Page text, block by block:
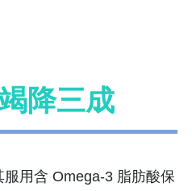
降三成
用含 Omega-3 脂肪酸保